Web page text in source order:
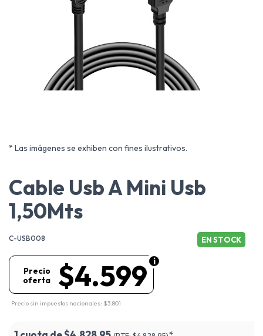
* Las imágenes se exhiben con fines ilustrativos.
Cable Usb A Mini Usb
1,50Mts
C-USB008 EN STOCK
$4.599
Precio
oferta
Precio sin impuestos nacionales: $3.801